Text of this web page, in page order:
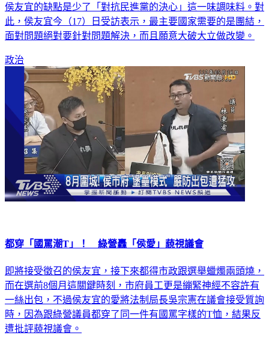
侯友宜的缺點是少了「對抗民進黨的決心」這一味調味料。對
此，侯友宜今（17）日受訪表示，最主要國家需要的是團結，
面對問題絕對要針對問題解決，而且願意大破大立做改變。
政治
都穿「國罵潮T」！ 綠營轟「侯愛」藐視議會
即將接受徵召的侯友宜，接下來都得市政跟選舉蠟燭兩頭燒，
而在選前8個月這關鍵時刻，市府員工更是繃緊神經不容許有
一絲出包，不過侯友宜的愛將法制局長吳宗憲在議會接受質詢
時，因為跟綠營議員都穿了同一件有國罵字樣的T恤，結果反
遭批評藐視議會。